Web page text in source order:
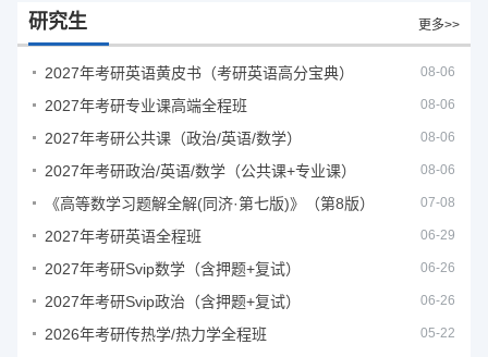
研究生 更多>>
2027年考研英语黄皮书（考研英语高分宝典） 08-06
2027年考研专业课高端全程班 08-06
2027年考研公共课（政治/英语/数学） 08-06
2027年考研政治/英语/数学（公共课+专业课） 08-06
《高等数学习题解全解(同济·第七版)》（第8版） 07-08
2027年考研英语全程班 06-29
2027年考研Svip数学（含押题+复试） 06-26
2027年考研Svip政治（含押题+复试） 06-26
2026年考研传热学/热力学全程班 05-22